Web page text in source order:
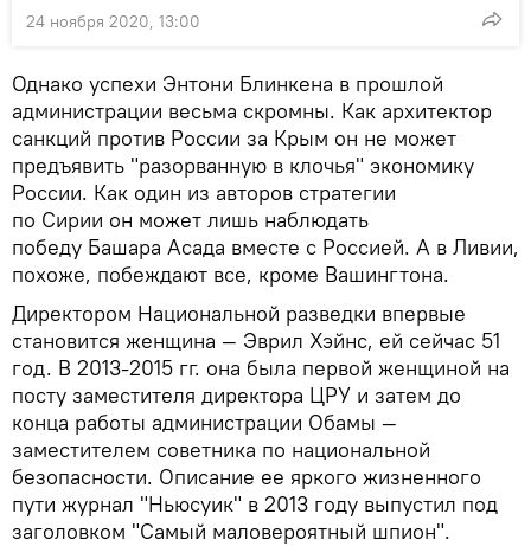
24 ноября 2020, 13:00
Однако успехи Энтони Блинкена в прошлой
администрации весьма скромны. Как архитектор
санкций против России за Крым он не может
предъявить "разорванную в клочья" экономику
России. Как один из авторов стратегии
по Сирии он может лишь наблюдать
победу Башара Асада вместе с Россией. А в Ливии,
похоже, побеждают все, кроме Вашингтона.
Директором Национальной разведки впервые
становится женщина — Эврил Хэйнс, ей сейчас 51
год. В 2013-2015 гг. она была первой женщиной на
посту заместителя директора ЦРУ и затем до
конца работы администрации Обамы —
заместителем советника по национальной
безопасности. Описание ее яркого жизненного
пути журнал "Ньюсуик" в 2013 году выпустил под
заголовком "Самый маловероятный шпион".